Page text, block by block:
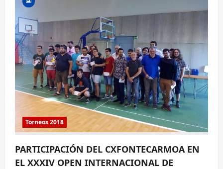
Torneos 2018
PARTICIPACIÓN DEL CXFONTECARMOA EN
EL XXXIV OPEN INTERNACIONAL DE